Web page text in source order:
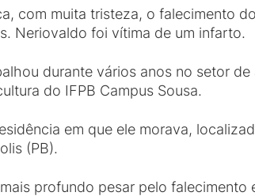
com muita tristeza, o falecimento
Neriovaldo foi vítima de um infarto.
durante vários anos no setor de
do IFPB Campus Sousa.
em que ele morava,
(PB).
profundo pesar pelo falecimento